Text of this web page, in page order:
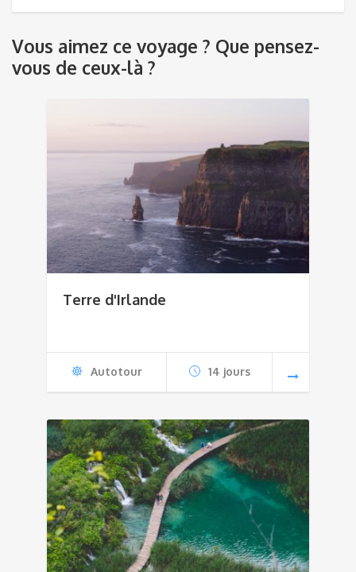
Vous aimez ce voyage ? Que pensez-
vous de ceux-là ?
Terre d'Irlande
Autotour 14 jours